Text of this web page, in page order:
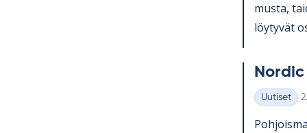
musta,
löy­ty­vät
Kategoriat
Uutiset